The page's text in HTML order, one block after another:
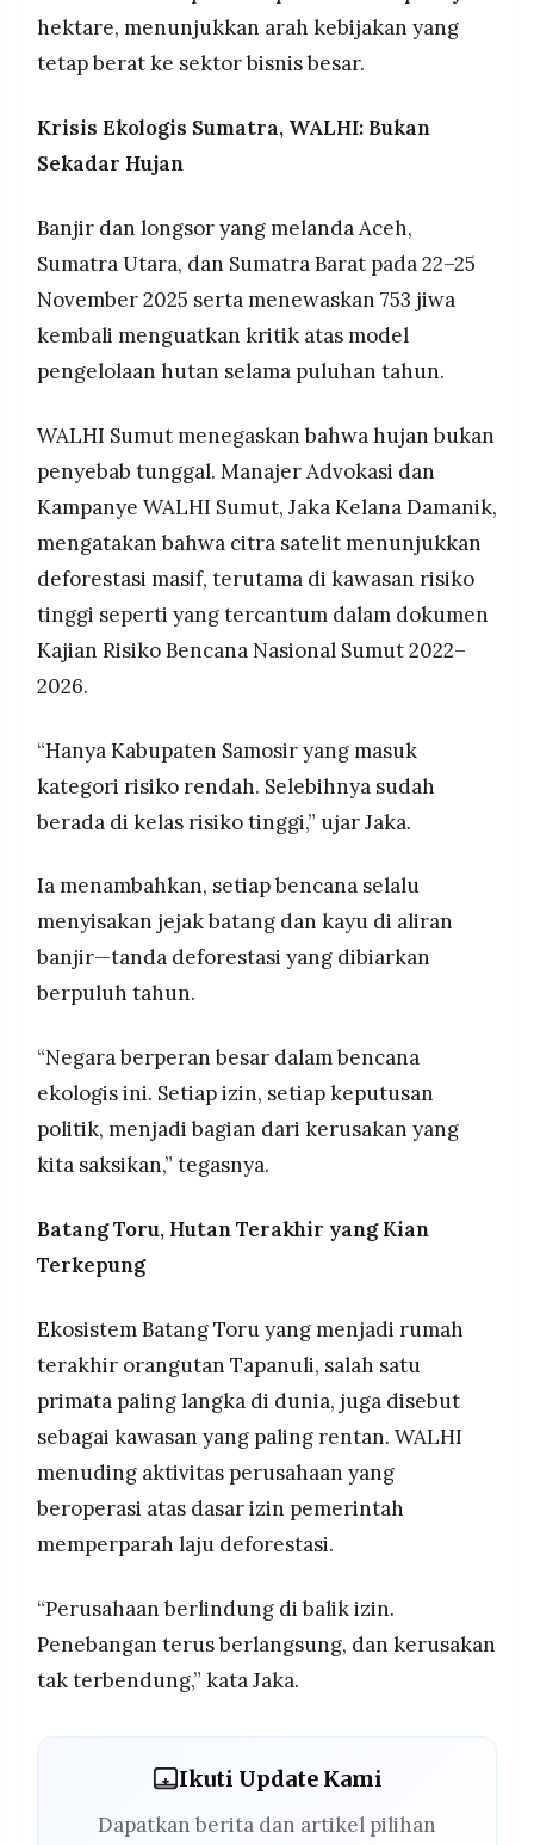
hektare, menunjukkan arah kebijakan yang
tetap berat ke sektor bisnis besar.
Krisis Ekologis Sumatra, WALHI: Bukan
Sekadar Hujan
Banjir dan longsor yang melanda Aceh,
Sumatra Utara, dan Sumatra Barat pada 22–25
November 2025 serta menewaskan 753 jiwa
kembali menguatkan kritik atas model
pengelolaan hutan selama puluhan tahun.
WALHI Sumut menegaskan bahwa hujan bukan
penyebab tunggal. Manajer Advokasi dan
Kampanye WALHI Sumut, Jaka Kelana Damanik,
mengatakan bahwa citra satelit menunjukkan
deforestasi masif, terutama di kawasan risiko
tinggi seperti yang tercantum dalam dokumen
Kajian Risiko Bencana Nasional Sumut 2022–
2026.
“Hanya Kabupaten Samosir yang masuk
kategori risiko rendah. Selebihnya sudah
berada di kelas risiko tinggi,” ujar Jaka.
Ia menambahkan, setiap bencana selalu
menyisakan jejak batang dan kayu di aliran
banjir—tanda deforestasi yang dibiarkan
berpuluh tahun.
“Negara berperan besar dalam bencana
ekologis ini. Setiap izin, setiap keputusan
politik, menjadi bagian dari kerusakan yang
kita saksikan,” tegasnya.
Batang Toru, Hutan Terakhir yang Kian
Terkepung
Ekosistem Batang Toru yang menjadi rumah
terakhir orangutan Tapanuli, salah satu
primata paling langka di dunia, juga disebut
sebagai kawasan yang paling rentan. WALHI
menuding aktivitas perusahaan yang
beroperasi atas dasar izin pemerintah
memperparah laju deforestasi.
“Perusahaan berlindung di balik izin.
Penebangan terus berlangsung, dan kerusakan
tak terbendung,” kata Jaka.
Ikuti Update Kami
Dapatkan berita dan artikel pilihan